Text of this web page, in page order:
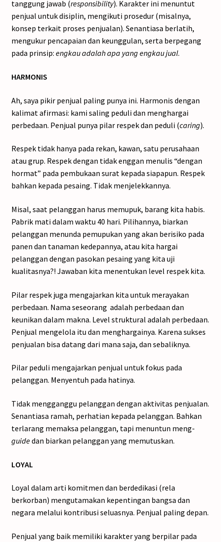
tanggung jawab (responsibility). Karakter ini menuntut
penjual untuk disiplin, mengikuti prosedur (misalnya,
konsep terkait proses penjualan). Senantiasa berlatih,
mengukur pencapaian dan keunggulan, serta berpegang
pada prinsip: engkau adalah apa yang engkau jual.
HARMONIS
Ah, saya pikir penjual paling punya ini. Harmonis dengan
kalimat afirmasi: kami saling peduli dan menghargai
perbedaan. Penjual punya pilar respek dan peduli (caring).
Respek tidak hanya pada rekan, kawan, satu perusahaan
atau grup. Respek dengan tidak enggan menulis “dengan
hormat” pada pembukaan surat kepada siapapun. Respek
bahkan kepada pesaing. Tidak menjelekkannya.
Misal, saat pelanggan harus memupuk, barang kita habis.
Pabrik mati dalam waktu 40 hari. Pilihannya, biarkan
pelanggan menunda pemupukan yang akan berisiko pada
panen dan tanaman kedepannya, atau kita hargai
pelanggan dengan pasokan pesaing yang kita uji
kualitasnya?! Jawaban kita menentukan level respek kita.
Pilar respek juga mengajarkan kita untuk merayakan
perbedaan. Nama seseorang adalah perbedaan dan
keunikan dalam makna. Level struktural adalah perbedaan.
Penjual mengelola itu dan menghargainya. Karena sukses
penjualan bisa datang dari mana saja, dan sebaliknya.
Pilar peduli mengajarkan penjual untuk fokus pada
pelanggan. Menyentuh pada hatinya.
Tidak mengganggu pelanggan dengan aktivitas penjualan.
Senantiasa ramah, perhatian kepada pelanggan. Bahkan
terlarang memaksa pelanggan, tapi menuntun meng-
guidedan biarkan pelanggan yang memutuskan.
LOYAL
Loyal dalam arti komitmen dan berdedikasi (rela
berkorban) mengutamakan kepentingan bangsa dan
negara melalui kontribusi seluasnya. Penjual paling depan.
Penjual yang baik memiliki karakter yang berpilar pada